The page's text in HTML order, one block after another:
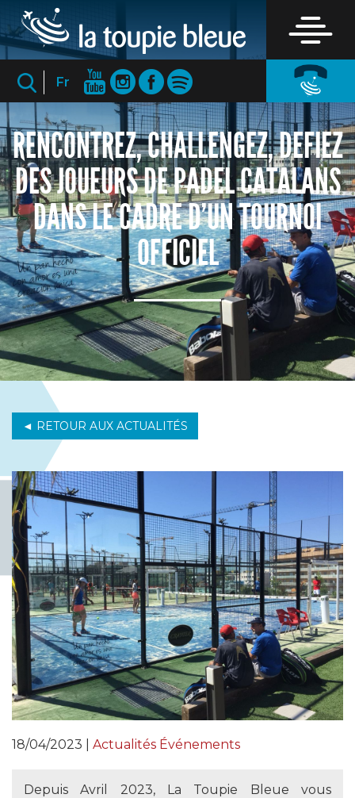
Fr
RENCONTREZ, CHALLENGEZ, DEFIEZ
DES JOUEURS DE PADEL CATALANS
DANS LE CADRE D’UN TOURNOI
OFFICIEL
◄ RETOUR AUX ACTUALITÉS
18/04/2023 | Actualités Événements
Depuis Avril 2023, La Toupie Bleue vous